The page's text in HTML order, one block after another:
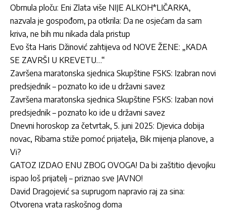
Obrnula ploču: Eni Zlata više NIJE ALKOH*LIČARKA,
nazvala je gospođom, pa otkrila: Da ne osjećam da sam
kriva, ne bih mu nikada dala pristup
Evo šta Haris Džinović zahtijeva od NOVE ŽENE: „KADA
SE ZAVRŠI U KREVETU…“
Završena maratonska sjednica Skupštine FSKS: Izabran novi
predsjednik – poznato ko ide u državni savez
Završena maratonska sjednica Skupštine FSKS: Izaban novi
predsjednik – poznato ko ide u državni savez
Dnevni horoskop za četvrtak, 5. juni 2025: Djevica dobija
novac, Ribama stiže pomoć prijatelja, Bik mijenja planove, a
Vi?
GATOZ IZDAO ENU ZBOG OVOGA! Da bi zaštitio djevojku
ispao loš prijatelj – priznao sve JAVNO!
David Dragojević sa suprugom napravio raj za sina:
Otvorena vrata raskošnog doma